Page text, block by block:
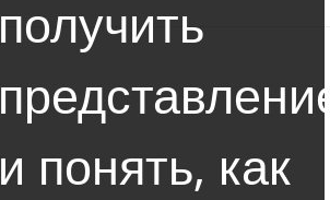
получить
и понять, как